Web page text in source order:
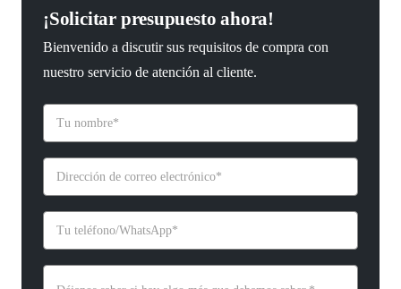
¡Solicitar presupuesto ahora!
Bienvenido a discutir sus requisitos de compra con
nuestro servicio de atención al cliente.